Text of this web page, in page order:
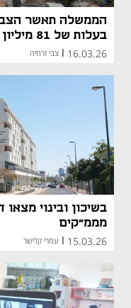
הממשלה תאשר
בעלות של 81 מיליון שקל
16.03.26 צבי זרחיה
בשיכון ובינוי
מממ"קים
15.03.26 עמרי קלישר